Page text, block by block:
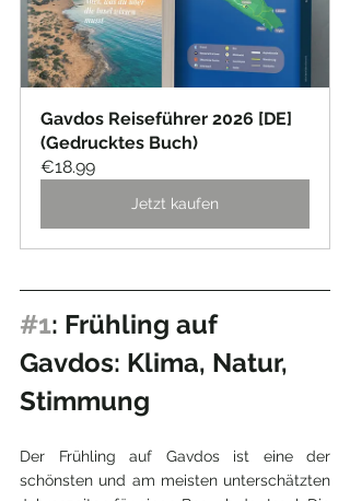
Gavdos Reiseführer 2026 [DE]
(Gedrucktes Buch)
€18.99
Jetzt kaufen
#1: Frühling auf
Gavdos: Klima, Natur,
Stimmung
Der Frühling auf Gavdos ist eine der
schönsten und am meisten unterschätzten